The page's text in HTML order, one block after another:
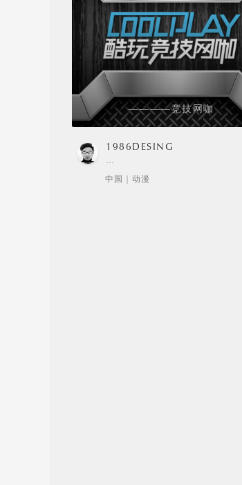
————竞技网咖
1986DESING
…
中国 | 动漫